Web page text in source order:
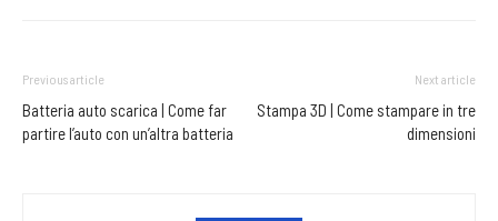
Previous article
Batteria auto scarica | Come far
partire l’auto con un’altra batteria
Next article
Stampa 3D | Come stampare in tre
dimensioni